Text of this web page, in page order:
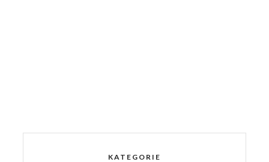
KATEGORIE